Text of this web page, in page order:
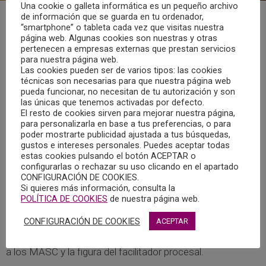
El pasado sábado, 27 de junio, tuvo lugar la reunión anual
del Área de Psicología Jurídica y Forense del Consejo
General de Colegios de Psicología, que en esta ocasión
tuvo lugar en Gijón, y que se organizó en formato híbrido
para facilitar la asistencia de todos los coordinadores del
área de cada colegio de Psicología.
Al acto acudió Isabel Hinarejos Gómez, tesorera y
responsable del área de Psicología Jurídica del Colegio
Oficial de Psicología de Castilla-La Mancha.
Durante el encuentro se actualizaron las distintas
iniciativas llevadas a cabo por parte de cada colegio y las
reuniones institucionales mantenidas desde el Consejo de
a los MASC y la figura del facilitador procesal.
Una cookie o galleta informática es un pequeño archivo
de información que se guarda en tu ordenador,
“smartphone” o tableta cada vez que visitas nuestra
página web. Algunas cookies son nuestras y otras
pertenecen a empresas externas que prestan servicios
para nuestra página web.
Las cookies pueden ser de varios tipos: las cookies
técnicas son necesarias para que nuestra página web
pueda funcionar, no necesitan de tu autorización y son
las únicas que tenemos activadas por defecto.
El resto de cookies sirven para mejorar nuestra página,
para personalizarla en base a tus preferencias, o para
poder mostrarte publicidad ajustada a tus búsquedas,
gustos e intereses personales. Puedes aceptar todas
estas cookies pulsando el botón ACEPTAR o
configurarlas o rechazar su uso clicando en el apartado
CONFIGURACIÓN DE COOKIES.
Si quieres más información, consulta la
POLÍTICA DE COOKIES de nuestra página web.
CONFIGURACIÓN DE COOKIES ACEPTAR